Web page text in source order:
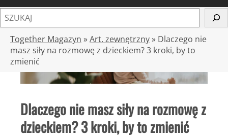
z
Together Magazyn »Art. zewnętrzny» Dlaczego nie
masz siły na rozmowę z dzieckiem? 3 kroki, by to
zmienić
Dlaczego nie masz siły na rozmowę z
dzieckiem? 3 kroki, by to zmienić